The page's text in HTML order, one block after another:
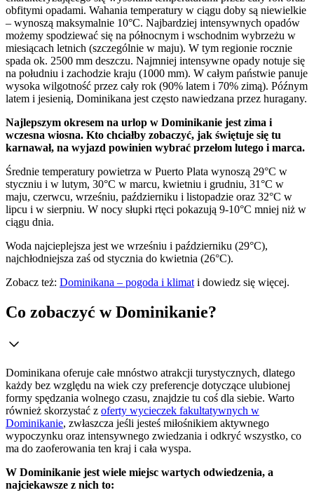
obfitymi opadami. Wahania temperatury w ciągu doby są niewielkie
– wynoszą maksymalnie 10°C. Najbardziej intensywnych opadów
możemy spodziewać się na północnym i wschodnim wybrzeżu w
miesiącach letnich (szczególnie w maju). W tym regionie rocznie
spada ok. 2500 mm deszczu. Najmniej intensywne opady notuje się
na południu i zachodzie kraju (1000 mm). W całym państwie panuje
wysoka wilgotność przez cały rok (90% latem i 70% zimą). Późnym
latem i jesienią, Dominikana jest często nawiedzana przez huragany.
Najlepszym okresem na urlop w Dominikanie jest zima i
wczesna wiosna. Kto chciałby zobaczyć, jak świętuje się tu
karnawał, na wyjazd powinien wybrać przełom lutego i marca.
Średnie temperatury powietrza w Puerto Plata wynoszą 29°C w
styczniu i w lutym, 30°C w marcu, kwietniu i grudniu, 31°C w
maju, czerwcu, wrześniu, październiku i listopadzie oraz 32°C w
lipcu i w sierpniu. W nocy słupki rtęci pokazują 9-10°C mniej niż w
ciągu dnia.
Woda najcieplejsza jest we wrześniu i październiku (29°C),
najchłodniejsza zaś od stycznia do kwietnia (26°C).
Zobacz też: Dominikana – pogoda i klimat i dowiedz się więcej.
Co zobaczyć w Dominikanie?
Dominikana oferuje całe mnóstwo atrakcji turystycznych, dlatego
każdy bez względu na wiek czy preferencje dotyczące ulubionej
formy spędzania wolnego czasu, znajdzie tu coś dla siebie. Warto
również skorzystać z oferty wycieczek fakultatywnych w
Dominikanie, zwłaszcza jeśli jesteś miłośnikiem aktywnego
wypoczynku oraz intensywnego zwiedzania i odkryć wszystko, co
ma do zaoferowania ten kraj i cała wyspa.
W Dominikanie jest wiele miejsc wartych odwiedzenia, a
najciekawsze z nich to: